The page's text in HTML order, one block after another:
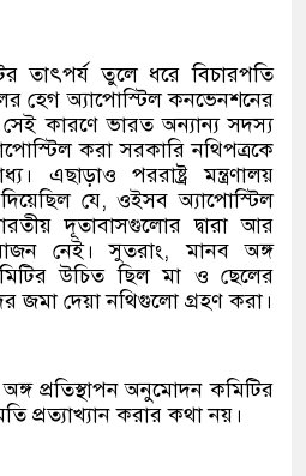
তাৎপর্য তুলে ধরে বিচারপতি
হেগ অ্যাপোস্টিল কনভেনশনের
সেই কারণে ভারত অন্যান্য সদস্য
করা সরকারি নথিপত্রকে
এছাড়াও পররাষ্ট্র মন্ত্রণালয়
যে, ওইসব অ্যাপোস্টিল
দূতাবাসগুলোর দ্বারা আর
নেই। সুতরাং, মানব অঙ্গ
উচিত ছিল মা ও ছেলের
জমা দেয়া নথিগুলো গ্রহণ করা।
প্রতিস্থাপন অনুমোদন কমিটির
প্রত্যাখ্যান করার কথা নয়।